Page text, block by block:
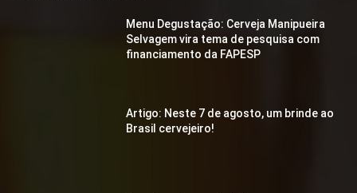
Menu Degustação: Cerveja Manipueira
Selvagem vira tema de pesquisa com
financiamento da FAPESP
Artigo: Neste 7 de agosto, um brinde ao
Brasil cervejeiro!